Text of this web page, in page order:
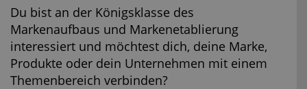
Du bist an der Königsklasse des
Markenaufbaus und Markenetablierung
interessiert und möchtest dich, deine Marke,
Produkte oder dein Unternehmen mit einem
Themenbereich verbinden?